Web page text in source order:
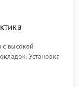
с высокой
Установка
Предварительная